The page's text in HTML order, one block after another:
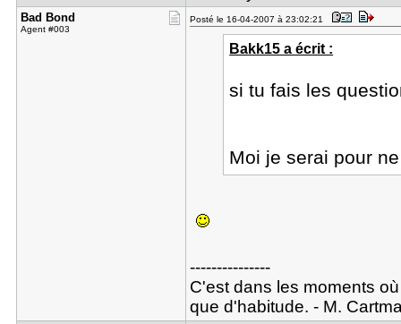
Bad Bond
Agent #003
Posté le 16-04-2007 à 23:02:21
Bakk15 a écrit :
si tu fais les
Moi je serai pour
---------------
C'est dans les moments
que d'habitude. - M.